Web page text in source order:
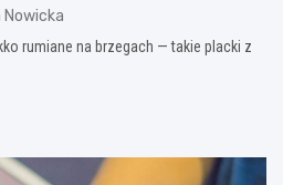
Nowicka
rumiane na brzegach — takie placki z